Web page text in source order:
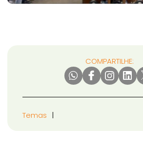
COMPARTILHE:
Temas